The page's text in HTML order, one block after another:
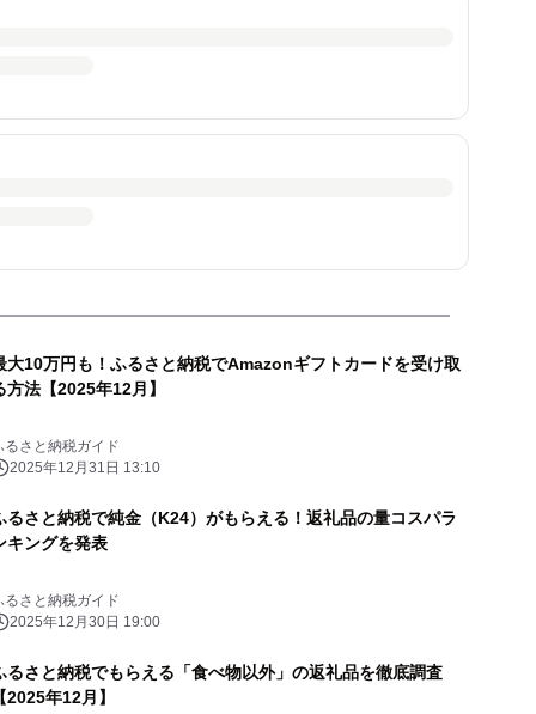
大10万円も！ふるさと納税でAmazonギフトカードを受け取
方法【2025年12月】
るさと納税ガイド
2025年12月31日 13:10
るさと納税で純金（K24）がもらえる！返礼品の量コスパラ
キングを発表
るさと納税ガイド
2025年12月30日 19:00
るさと納税でもらえる「食べ物以外」の返礼品を徹底調査
2025年12月】